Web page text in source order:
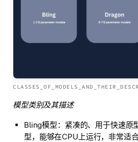
模型类别及其描述
Bling模型：紧凑的、用于快速原
型，能够在CPU上运行，非常适